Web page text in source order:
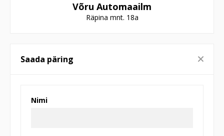
Võru Automaailm
Räpina mnt. 18a
Saada päring
Nimi